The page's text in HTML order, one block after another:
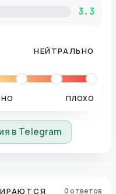
3.3
НЕЙТРАЛЬНО
ПЛОХО
в Telegram
0 ответов